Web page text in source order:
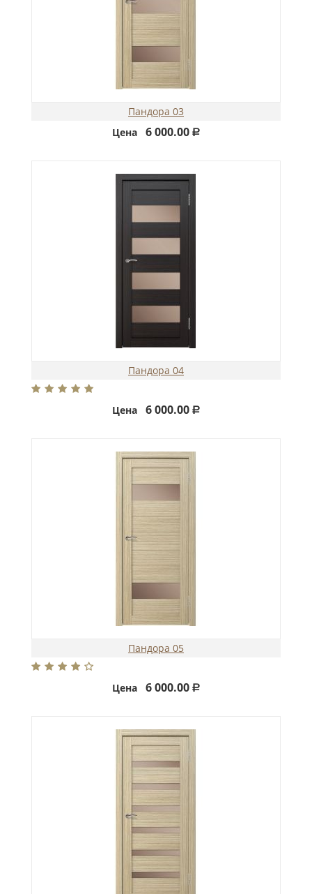
Пандора 03
Цена
6 000.00 Р
Пандора 04
Цена 6 000.00 Р
Пандора 05
Цена 6 000.00 Р